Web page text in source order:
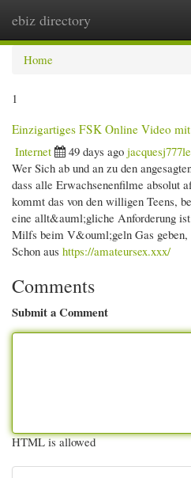
ebiz directory
Home
1
Einzigartiges FSK Online Video
Internet
49 days ago
Wer Sich ab und an zu den
dass alle Erwachsenenfilme absolut
kommt das von den willigen Teens,
eine allt&auml;gliche Anforderung
Milfs beim V&ouml;geln Gas geben,
Schon aus https://amateursex.xxx/
Comments
Submit a Comment
HTML is allowed